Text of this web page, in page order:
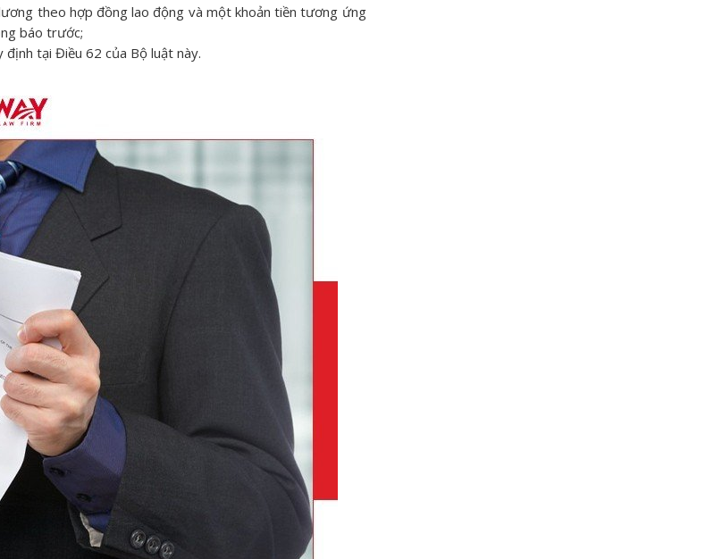
theo hợp đồng lao động và một khoản tiền tương ứng
báo trước;
tại Điều 62 của Bộ luật này.